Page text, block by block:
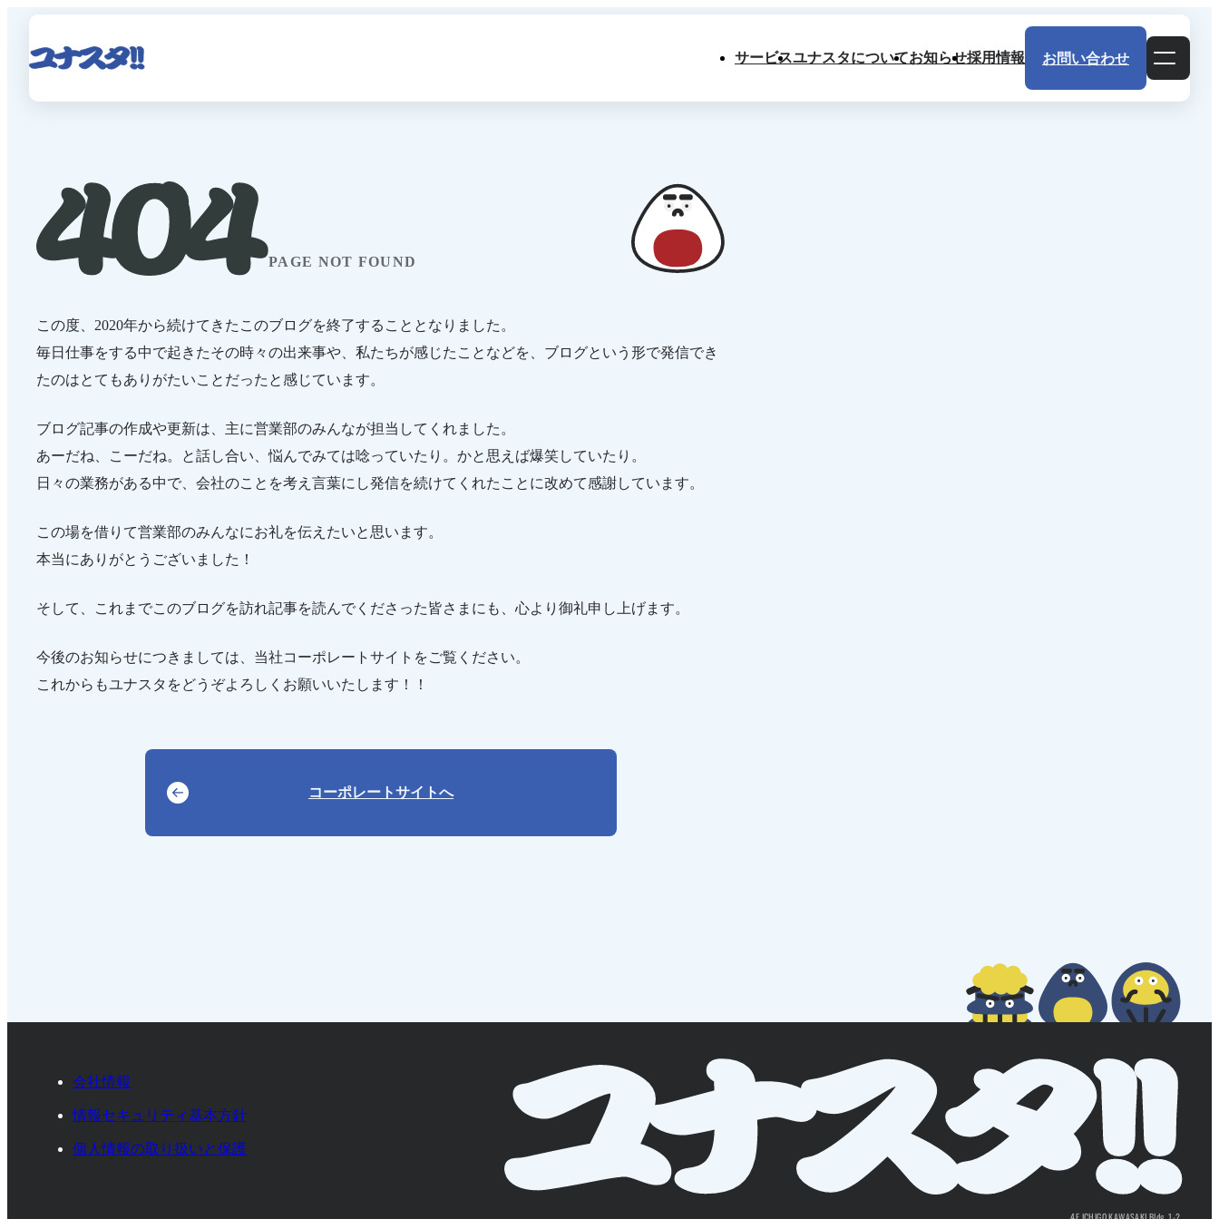
サービスユナスタについてお知らせ採用情報 お問い合わせ
PAGE NOT FOUND
この度、2020年から続けてきたこのブログを終了することとなりました。
毎日仕事をする中で起きたその時々の出来事や、私たちが感じたことなどを、ブログという形で発信でき
たのはとてもありがたいことだったと感じています。
ブログ記事の作成や更新は、主に営業部のみんなが担当してくれました。
あーだね、こーだね。と話し合い、悩んでみては唸っていたり。かと思えば爆笑していたり。
日々の業務がある中で、会社のことを考え言葉にし発信を続けてくれたことに改めて感謝しています。
この場を借りて営業部のみんなにお礼を伝えたいと思います。
本当にありがとうございました！
そして、これまでこのブログを訪れ記事を読んでくださった皆さまにも、心より御礼申し上げます。
今後のお知らせにつきましては、当社コーポレートサイトをご覧ください。
これからもユナスタをどうぞよろしくお願いいたします！！
コーポレートサイトへ
会社情報
情報セキュリティ基本方針
個人情報の取り扱いと保護